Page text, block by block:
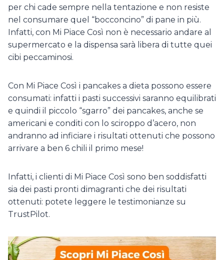
per chi cade sempre nella tentazione e non resiste
nel consumare quel “bocconcino” di pane in più.
Infatti, con Mi Piace Così non è necessario andare al
supermercato e la dispensa sarà libera di tutte quei
cibi peccaminosi.
Con Mi Piace Così i pancakes a dieta possono essere
consumati: infatti i pasti successivi saranno equilibrati
e quindi il piccolo “sgarro” dei pancakes, anche se
americani e conditi con lo sciroppo d’acero, non
andranno ad inficiare i risultati ottenuti che possono
arrivare a ben 6 chili il primo mese!
Infatti, i clienti di Mi Piace Così sono ben soddisfatti
sia dei pasti pronti dimagranti che dei risultati
ottenuti: potete leggere le testimonianze su
TrustPilot.